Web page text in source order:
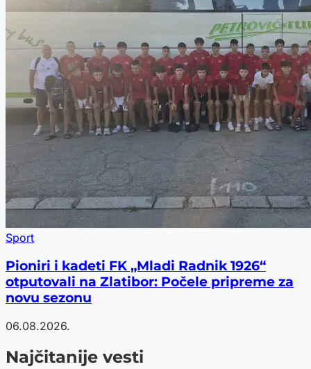
Sport
Pioniri i kadeti FK „Mladi Radnik 1926“
otputovali na Zlatibor: Počele pripreme za
novu sezonu
06.08.2026.
Najčitanije vesti